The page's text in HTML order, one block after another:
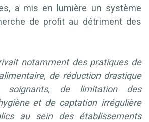
a mis en lumière un système
de profit au détriment des
notamment des pratiques de
de réduction drastique
soignants, de limitation des
et de captation irrégulière
au sein des établissements